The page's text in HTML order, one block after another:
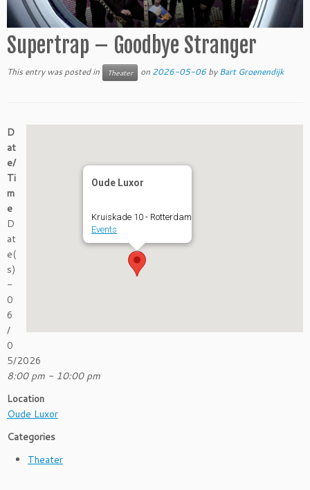
Supertrap – Goodbye Stranger
This entry was posted in Theater on 2026-05-06 byBart Groenendijk
Oude Luxor
Kruiskade 10 - Rotterdam
Events
D
at
e/
Ti
m
e
D
at
e(
s)
-
0
6
/
0
5/2026
8:00 pm - 10:00 pm
Location
Oude Luxor
Categories
Theater